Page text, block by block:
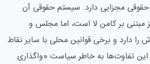
حقوقی مجزایی دارد. سیستم حقوقی آن
مبتنی بر کامن لا است، اما مجلس و
دارد و برخی قوانین محلی با سایر نقاط
این تفاوت‌ها به خاطر سیاست «واگذاری